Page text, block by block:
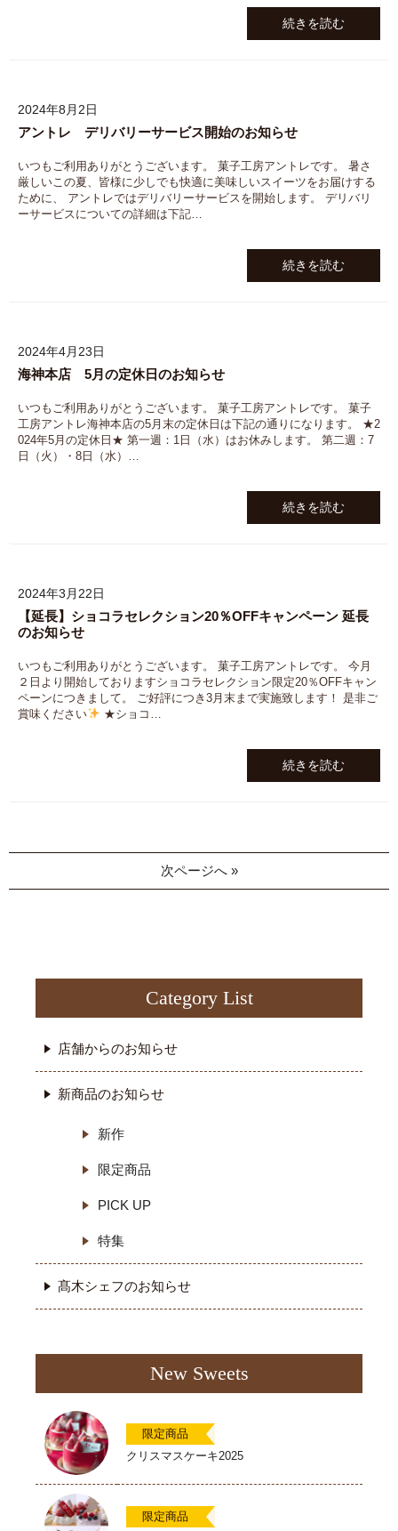
続きを読む
2024年8月2日
アントレ デリバリーサービス開始のお知らせ
いつもご利用ありがとうございます。 菓子工房アントレです。 暑さ
厳しいこの夏、皆様に少しでも快適に美味しいスイーツをお届けする
ために、 アントレではデリバリーサービスを開始します。 デリバリ
ーサービスについての詳細は下記…
続きを読む
2024年4月23日
海神本店 5月の定休日のお知らせ
いつもご利用ありがとうございます。 菓子工房アントレです。 菓子
工房アントレ海神本店の5月末の定休日は下記の通りになります。 ★2
024年5月の定休日★ 第一週：1日（水）はお休みします。 第二週：7
日（火）・8日（水）…
続きを読む
2024年3月22日
【延長】ショコラセレクション20％OFFキャンペーン 延長
のお知らせ
いつもご利用ありがとうございます。 菓子工房アントレです。 今月
２日より開始しておりますショコラセレクション限定20％OFFキャン
ペーンにつきまして。 ご好評につき3月末まで実施致します！ 是非ご
賞味ください
★ショコ…
続きを読む
次ページへ »
Category List
店舗からのお知らせ
新商品のお知らせ
新作
限定商品
PICK UP
特集
髙木シェフのお知らせ
New Sweets
限定商品
クリスマスケーキ2025
限定商品